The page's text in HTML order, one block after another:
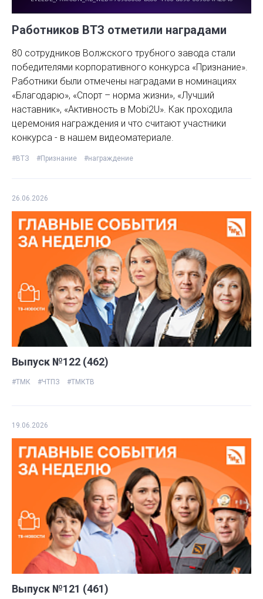
Работников ВТЗ отметили наградами
80 сотрудников Волжского трубного завода стали
победителями корпоративного конкурса «Признание».
Работники были отмечены наградами в номинациях
«Благодарю», «Спорт – норма жизни», «Лучший
наставник», «Активность в Mobi2U». Как проходила
церемония награждения и что считают участники
конкурса - в нашем видеоматериале.
#ВТЗ #Признание #награждение
26.06.2026
Выпуск №122 (462)
#ТМК #ЧТПЗ #ТМКТВ
19.06.2026
Выпуск №121 (461)